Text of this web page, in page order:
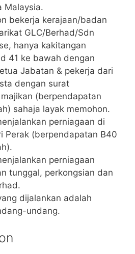
Malaysia.
bekerja kerajaan/badan
GLC/Berhad/Sdn
hanya kakitangan
41 ke bawah dengan
Jabatan & pekerja dari
dengan surat
(berpendapatan
sahaja layak memohon.
perniagaan di
Perak (berpendapatan B40
perniagaan
tunggal, perkongsian dan
dijalankan adalah
undang.